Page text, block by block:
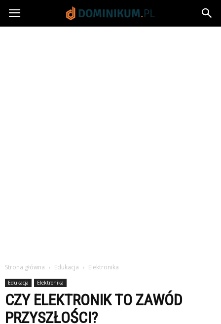
Dominikum.pl
Strona główna Edukacja Elektronika
Edukacja Elektronika
CZY ELEKTRONIK TO ZAWÓD
PRZYSZŁOŚCI?